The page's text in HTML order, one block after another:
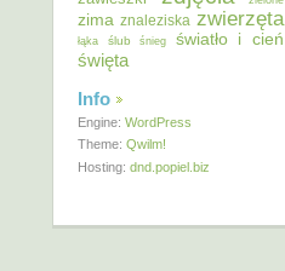
zima znaleziska zwierzęta
łąka ślub śnieg światło i cień
święta
Info
Engine: WordPress
Theme: Qwilm!
Hosting: dnd.popiel.biz